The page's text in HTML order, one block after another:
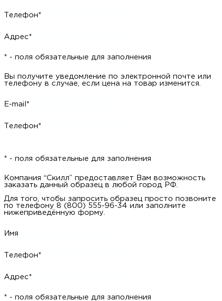
Телефон*
Адрес*
* - поля обязательные для заполнения
Вы получите уведомление по электронной почте или
телефону в случае, если цена на товар изменится.
E-mail*
Телефон*
* - поля обязательные для заполнения
Компания “Скилл” предоставляет Вам возможность
заказать данный образец в любой город РФ.
Для того, чтобы запросить образец просто позвоните
по телефону 8 (800) 555-96-34 или заполните
нижеприведённую форму.
Имя
Телефон*
Адрес*
* - поля обязательные для заполнения